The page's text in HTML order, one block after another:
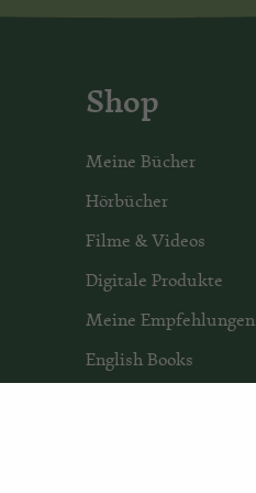
Shop
Meine Bücher
Hörbücher
Filme & Videos
Digitale Produkte
Meine Empfehlungen
English Books